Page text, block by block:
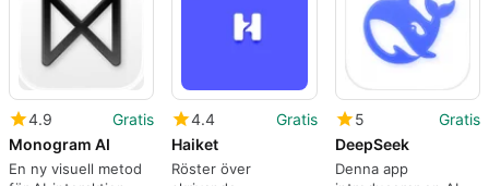
4.9
Gratis
Monogram AI
En ny visuell metod
4.4
Gratis
Haiket
Röster över
5
Gratis
DeepSeek
Denna app